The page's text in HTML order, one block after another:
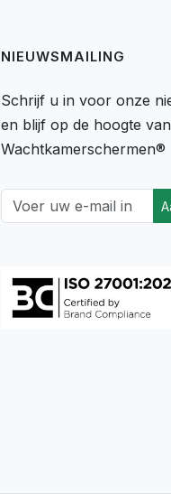
NIEUWSMAILING
Schrijf u in voor onze
en blijf op de hoogte van
Wachtkamerschermen®